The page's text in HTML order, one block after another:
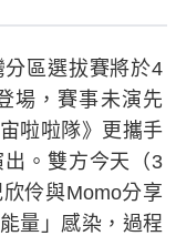
區選拔賽將於4
場，賽事未演先
啦啦隊》更攜手
。雙方今天（3
伶與Momo分享
量」感染，過程